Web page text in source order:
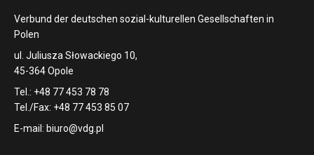
Verbund der deutschen sozial-kulturellen Gesellschaften in
Polen
ul. Juliusza Słowackiego 10,
45-364 Opole
Tel.: +48 77 453 78 78
Tel./Fax: +48 77 453 85 07
E-mail: biuro@vdg.pl